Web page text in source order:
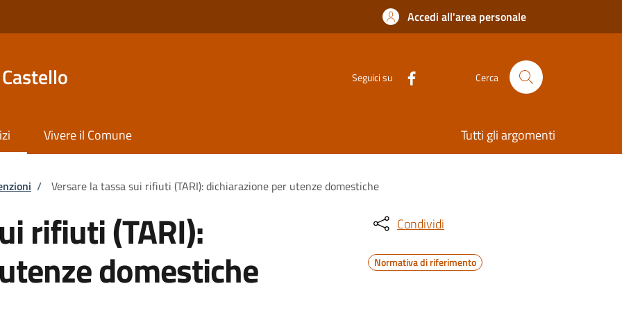
Accedi all'area personale
Seguici su Cerca
Vivere il Comune Tutti gli argomenti
/ Versare la tassa sui rifiuti (TARI): dichiarazione per utenze domestiche
rifiuti (TARI):
domestiche
Condividi
Normativa di riferimento